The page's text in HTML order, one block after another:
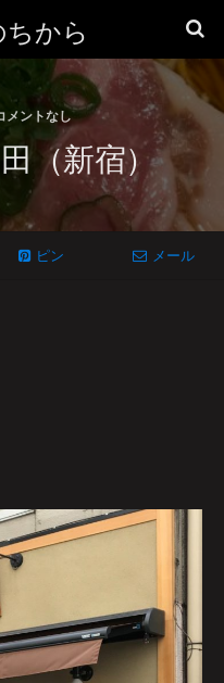
から
メントなし
（新宿）
ピン メール